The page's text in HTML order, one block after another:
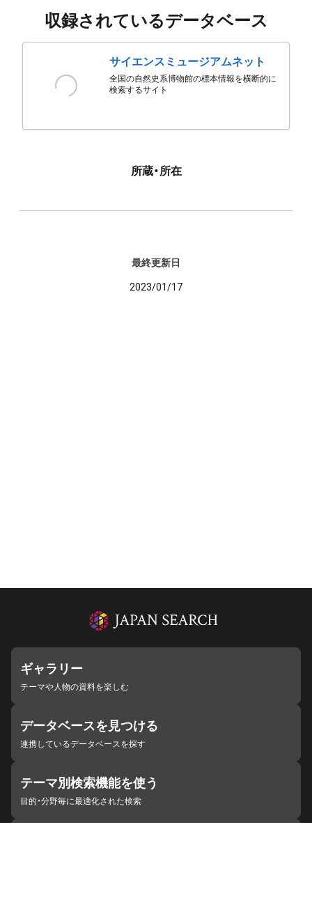
収録されているデータベース
サイエンスミュージアムネット
全国の自然史系博物館の標本情報を横断的に
検索するサイト
所蔵・所在
最終更新日
2023/01/17
ギャラリー
テーマや人物の資料を楽しむ
データベースを見つける
連携しているデータベースを探す
テーマ別検索機能を使う
目的・分野毎に最適化された検索